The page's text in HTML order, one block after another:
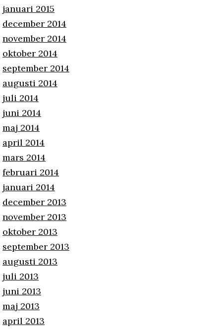
januari 2015
december 2014
november 2014
oktober 2014
september 2014
augusti 2014
juli 2014
juni 2014
maj 2014
april 2014
mars 2014
februari 2014
januari 2014
december 2013
november 2013
oktober 2013
september 2013
augusti 2013
juli 2013
juni 2013
maj 2013
april 2013